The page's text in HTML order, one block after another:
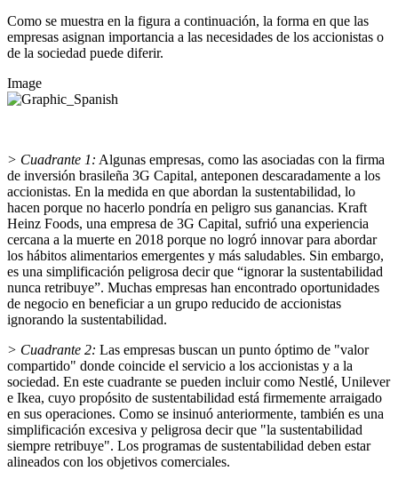
Como se muestra en la figura a continuación, la forma en que las
empresas asignan importancia a las necesidades de los accionistas o
de la sociedad puede diferir.
Image
> Cuadrante 1: Algunas empresas, como las asociadas con la firma
de inversión brasileña 3G Capital, anteponen descaradamente a los
accionistas. En la medida en que abordan la sustentabilidad, lo
hacen porque no hacerlo pondría en peligro sus ganancias. Kraft
Heinz Foods, una empresa de 3G Capital, sufrió una experiencia
cercana a la muerte en 2018 porque no logró innovar para abordar
los hábitos alimentarios emergentes y más saludables. Sin embargo,
es una simplificación peligrosa decir que “ignorar la sustentabilidad
nunca retribuye”. Muchas empresas han encontrado oportunidades
de negocio en beneficiar a un grupo reducido de accionistas
ignorando la sustentabilidad.
> Cuadrante 2: Las empresas buscan un punto óptimo de "valor
compartido" donde coincide el servicio a los accionistas y a la
sociedad. En este cuadrante se pueden incluir como Nestlé, Unilever
e Ikea, cuyo propósito de sustentabilidad está firmemente arraigado
en sus operaciones. Como se insinuó anteriormente, también es una
simplificación excesiva y peligrosa decir que "la sustentabilidad
siempre retribuye". Los programas de sustentabilidad deben estar
alineados con los objetivos comerciales.